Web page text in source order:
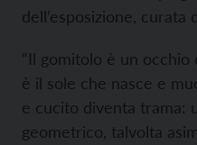
dell’esposizione, curata
“Il gomitolo è un
è il sole che nasce e
e cucito diventa trama:
geometrico, talvolta